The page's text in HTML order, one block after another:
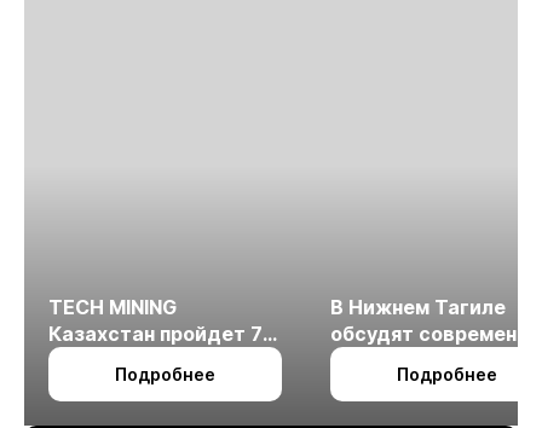
TECH MINING
Казахстан пройдет 7
октября в Алматы
Подробнее
В Нижнем Тагиле
обсудят
технологии
измельчения
Подробнее